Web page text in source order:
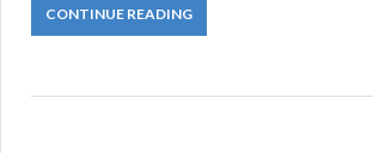
CONTINUE READING